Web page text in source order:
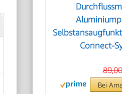
Connect-
Bei